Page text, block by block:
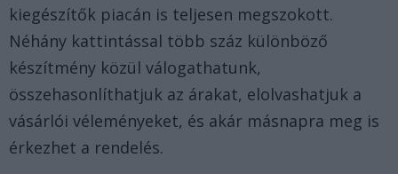
kiegészítők piacán is teljesen megszokott.
Néhány kattintással több száz különböző
készítmény közül válogathatunk,
összehasonlíthatjuk az árakat, elolvashatjuk a
vásárlói véleményeket, és akár másnapra meg is
érkezhet a rendelés.